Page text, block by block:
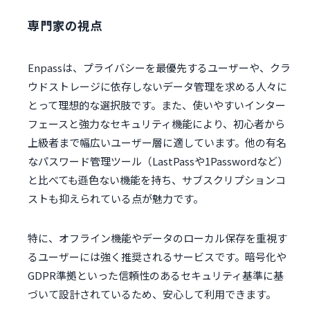
専門家の視点
Enpassは、プライバシーを最優先するユーザーや、クラ
ウドストレージに依存しないデータ管理を求める人々に
とって理想的な選択肢です。また、使いやすいインター
フェースと強力なセキュリティ機能により、初心者から
上級者まで幅広いユーザー層に適しています。他の有名
なパスワード管理ツール（LastPassや1Passwordなど）
と比べても遜色ない機能を持ち、サブスクリプションコ
ストも抑えられている点が魅力です。
特に、オフライン機能やデータのローカル保存を重視す
るユーザーには強く推奨されるサービスです。暗号化や
GDPR準拠といった信頼性のあるセキュリティ基準に基
づいて設計されているため、安心して利用できます。